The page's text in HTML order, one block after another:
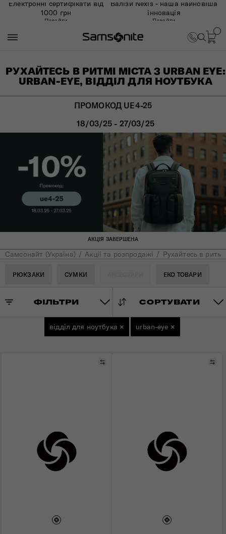
Електронні сертифікати від
1000 грн
Перейти
Валізи Nexis - наша найновіша
інновація
Перейти
РУХАЙТЕСЬ В РИТМІ МІСТА З URBAN EYE:
URBAN-EYE, ВІДДІЛ ДЛЯ НОУТБУКА
ПРОМОКОД UE4-25
18/03/25 - 27/03/25
АКЦІЯ ЗАВЕРШЕНА
Самсонайт (Україна) Акції та розпродажі Рухайтесь в
РЮКЗАКИ СУМКИ ЕКО ТОВАРИ
ФІЛЬТРИ СОРТУВАТИ
відділ для ноутбука × urban-eye ×
Порівняти